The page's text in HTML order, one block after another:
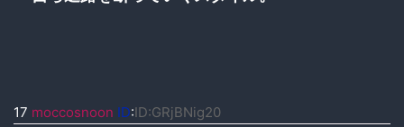
17 moccosnoon ID:ID:GRjBNig20